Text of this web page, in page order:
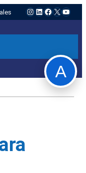
Instagram
LinkedIn
Facebook
X
A